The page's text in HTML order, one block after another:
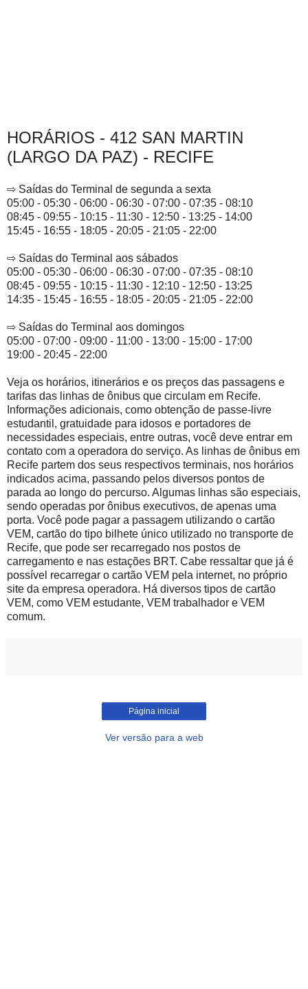
HORÁRIOS - 412 SAN MARTIN
(LARGO DA PAZ) - RECIFE
⇨ Saídas do Terminal de segunda a sexta
05:00 - 05:30 - 06:00 - 06:30 - 07:00 - 07:35 - 08:10
08:45 - 09:55 - 10:15 - 11:30 - 12:50 - 13:25 - 14:00
15:45 - 16:55 - 18:05 - 20:05 - 21:05 - 22:00
⇨ Saídas do Terminal aos sábados
05:00 - 05:30 - 06:00 - 06:30 - 07:00 - 07:35 - 08:10
08:45 - 09:55 - 10:15 - 11:30 - 12:10 - 12:50 - 13:25
14:35 - 15:45 - 16:55 - 18:05 - 20:05 - 21:05 - 22:00
⇨ Saídas do Terminal aos domingos
05:00 - 07:00 - 09:00 - 11:00 - 13:00 - 15:00 - 17:00
19:00 - 20:45 - 22:00
Veja os horários, itinerários e os preços das passagens e
tarifas das linhas de ônibus que circulam em Recife.
Informações adicionais, como obtenção de passe-livre
estudantil, gratuidade para idosos e portadores de
necessidades especiais, entre outras, você deve entrar em
contato com a operadora do serviço. As linhas de ônibus em
Recife partem dos seus respectivos terminais, nos horários
indicados acima, passando pelos diversos pontos de
parada ao longo do percurso. Algumas linhas são especiais,
sendo operadas por ônibus executivos, de apenas uma
porta. Você pode pagar a passagem utilizando o cartão
VEM, cartão do tipo bilhete único utilizado no transporte de
Recife, que pode ser recarregado nos postos de
carregamento e nas estações BRT. Cabe ressaltar que já é
possível recarregar o cartão VEM pela internet, no próprio
site da empresa operadora. Há diversos tipos de cartão
VEM, como VEM estudante, VEM trabalhador e VEM
comum.
Página inicial
Ver versão para a web